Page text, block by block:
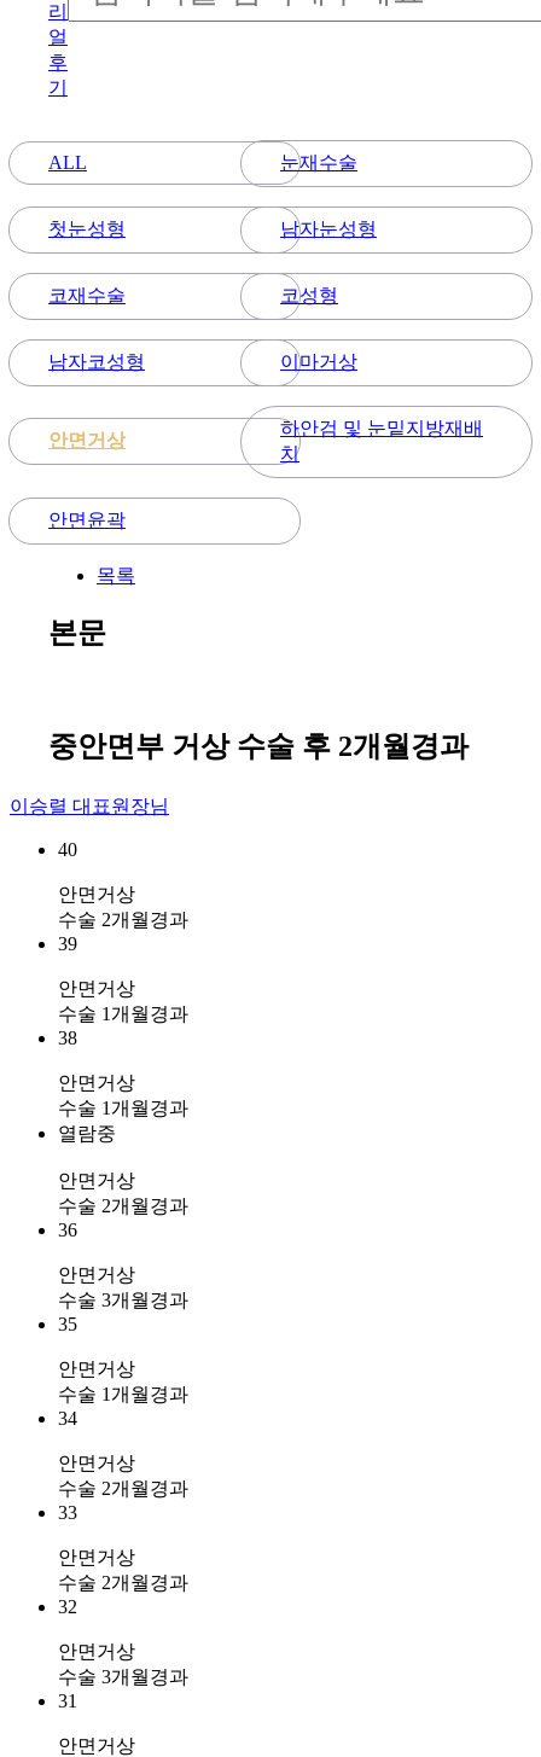
리
얼
후
기
ALL 눈재수술
첫눈성형 남자눈성형
코재수술 코성형
남자코성형 이마거상
안면거상
하안검 및 눈밑지방재배
치
안면윤곽
목록
본문
중안면부 거상 수술 후 2개월경과
이승렬 대표원장님
40
안면거상
수술 2개월경과
39
안면거상
수술 1개월경과
38
안면거상
수술 1개월경과
열람중
안면거상
수술 2개월경과
36
안면거상
수술 3개월경과
35
안면거상
수술 1개월경과
34
안면거상
수술 2개월경과
33
안면거상
수술 2개월경과
32
안면거상
수술 3개월경과
31
안면거상